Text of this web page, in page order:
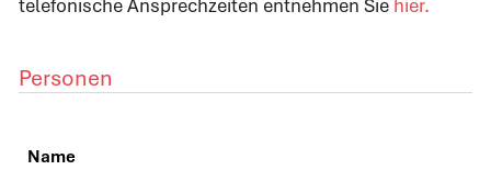
telefonische Ansprechzeiten entnehmen Sie hier.
Personen
Name